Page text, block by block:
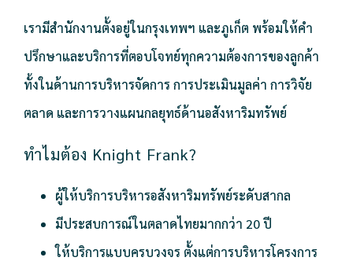
เรามีสำนักงานตั้งอยู่ในกรุงเทพฯ และภูเก็ต พร้อมให้คำ
ปรึกษาและบริการที่ตอบโจทย์ทุกความต้องการของลูกค้า
ทั้งในด้านการบริหารจัดการ การประเมินมูลค่า การวิจัย
ตลาด และการวางแผนกลยุทธ์ด้านอสังหาริมทรัพย์
ทำไมต้อง Knight Frank?
ผู้ให้บริการบริหารอสังหาริมทรัพย์ระดับสากล
มีประสบการณ์ในตลาดไทยมากกว่า 20 ปี
ให้บริการแบบครบวงจร ตั้งแต่การบริหารโครงการ